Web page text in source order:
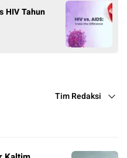
HIV Tahun
Tim Redaksi